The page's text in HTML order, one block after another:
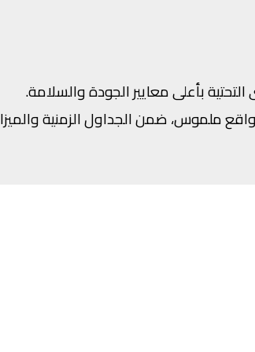
بأعلى معايير الجودة والسلامة.
ملموس، ضمن الجداول الزمنية